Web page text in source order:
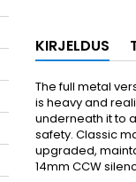
KIRJELDUS
The full metal
is heavy and
underneath it to
safety. Classic
upgraded,
14mm CCW